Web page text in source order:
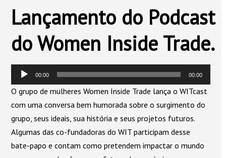
Lançamento do Podcast
do Women Inside Trade.
Tocador
de
áudio
00:00 00:00
O grupo de mulheres Women Inside Trade lança o WITcast
com uma conversa bem humorada sobre o surgimento do
grupo, seus ideais, sua história e seus projetos futuros.
Algumas das co-fundadoras do WIT participam desse
bate-papo e contam como pretendem impactar o mundo